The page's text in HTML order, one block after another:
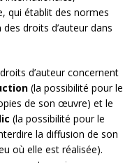
qui établit des normes
droits d’auteur dans
d’auteur concernent
(la possibilité pour le
de son œuvre) et le
(la possibilité pour le
la diffusion de son
où elle est réalisée).